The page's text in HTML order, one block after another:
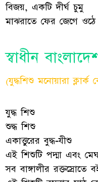
বিজয়, একটি দীর্ঘ চুমু
মাঝরাতে ফের জেগে
স্বাধীন
(যুদ্ধশিশু মনোয়ারা ক্লার্ক
যুদ্ধ শিশু
শুদ্ধ শিশু
একাত্তুরের বুদ্ধ-যীশু
এই শিশুটি পদ্মা এবং
সব বাঙ্গালীর রক্তস্রোতে